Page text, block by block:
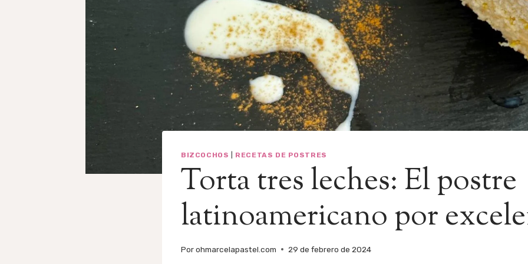
BIZCOCHOS RECETAS DE POSTRES
Torta tres leches: El postre
latinoamericano por
Porohmarcelapastel.com 29 de febrero de 2024